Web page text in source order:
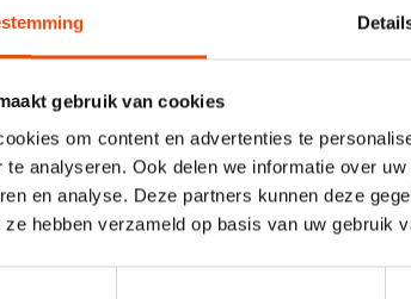
gebruik van cookies
om content en advertenties te
te analyseren. Ook delen we informatie over
en analyse. Deze partners kunnen deze
hebben verzameld op basis van uw gebruik
- A gift for you"
ansprechend zu verpacken? Dann
Die Etiketten sind in
erhältlich. Ein attraktives Etikett
Wir können die Themenetiketten in
5 Arbeitstagen liefern. Von einem Etikett